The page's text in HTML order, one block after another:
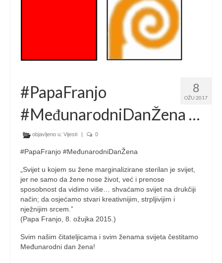
8
OŽU 2017
#PapaFranjo
#MeđunarodniDanŽena …
objavljeno u: Vijesti | 0
#PapaFranjo #MeđunarodniDanŽena
„Svijet u kojem su žene marginalizirane sterilan je svijet,
jer ne samo da žene nose život, već i prenose
sposobnost da vidimo više… shvaćamo svijet na drukčiji
način; da osjećamo stvari kreativnijim, strpljivijim i
nježnijim srcem.”
(Papa Franjo, 8. ožujka 2015.)
Svim našim čitateljicama i svim ženama svijeta čestitamo
Međunarodni dan žena!